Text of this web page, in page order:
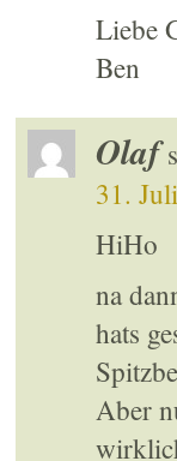
Liebe
Ben
Olaf
31.
HiHo
na
hats
Aber